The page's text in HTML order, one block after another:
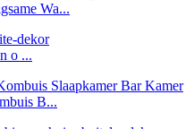
Wa...
o ...
B...